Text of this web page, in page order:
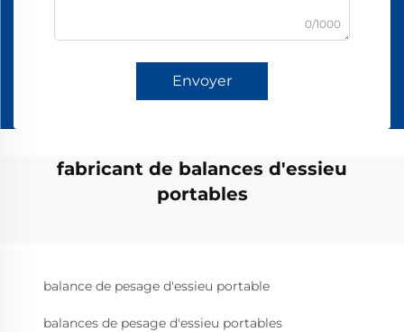
0/1000
Envoyer
fabricant de balances d'essieu
portables
balance de pesage d'essieu portable
balances de pesage d'essieu portables